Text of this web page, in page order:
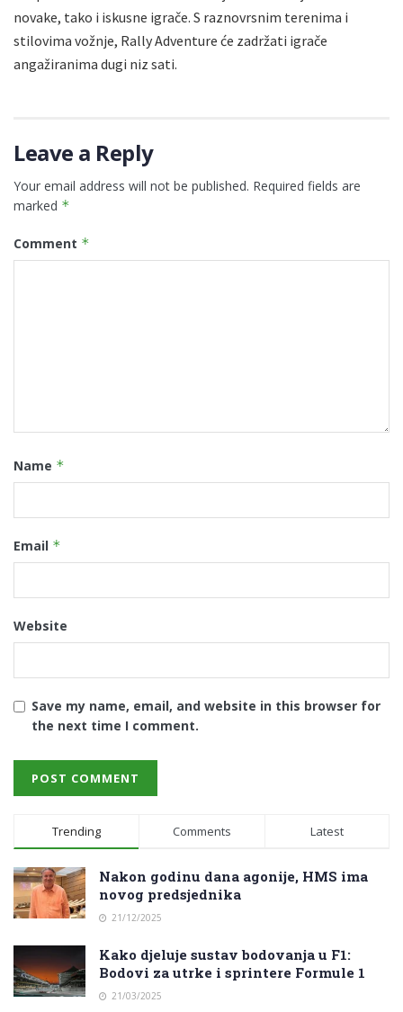
novake, tako i iskusne igrače. S raznovrsnim terenima i
stilovima vožnje, Rally Adventure će zadržati igrače
angažiranima dugi niz sati.
Leave a Reply
Your email address will not be published. Required fields are
marked *
Comment *
Name *
Email *
Website
Save my name, email, and website in this browser for
the next time I comment.
Trending Comments Latest
Nakon godinu dana agonije, HMS ima
novog predsjednika
21/12/2025
Kako djeluje sustav bodovanja u F1:
Bodovi za utrke i sprintere Formule 1
21/03/2025